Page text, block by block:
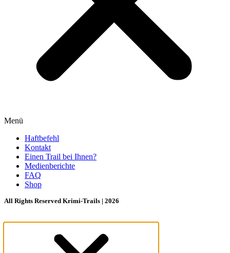
Menü
Haftbefehl
Kontakt
Einen Trail bei Ihnen?
Medienberichte
FAQ
Shop
All Rights Reserved Krimi-Trails | 2026